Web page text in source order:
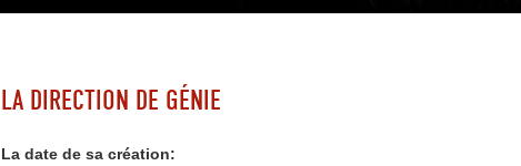
LA DIRECTION DE GÉNIE
La date de sa création: